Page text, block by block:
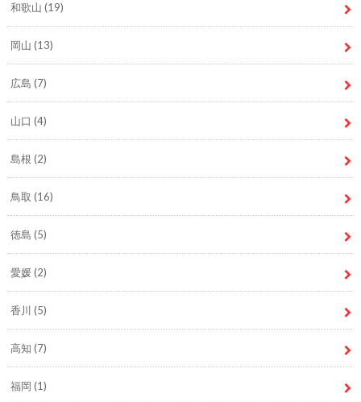
和歌山 (19)
岡山 (13)
広島 (7)
山口 (4)
島根 (2)
鳥取 (16)
徳島 (5)
愛媛(2)
香川 (5)
高知 (7)
福岡 (1)